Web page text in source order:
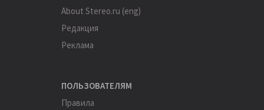
About Stereo.ru (eng)
Редакция
Реклама
ПОЛЬЗОВАТЕЛЯМ
Правила